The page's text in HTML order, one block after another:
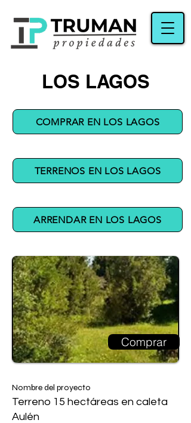
LOS LAGOS
COMPRAR EN LOS LAGOS
TERRENOS EN LOS LAGOS
ARRENDAR EN LOS LAGOS
Comprar
Nombre del proyecto
Terreno 15 hectáreas en caleta
Aulén